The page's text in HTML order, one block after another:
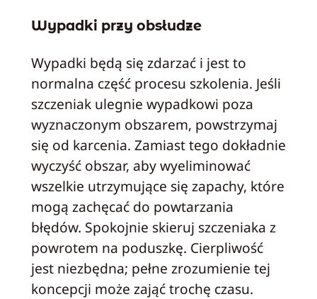
Wypadki przy obsłudze
Wypadki będą się zdarzać i jest to
normalna część procesu szkolenia. Jeśli
szczeniak ulegnie wypadkowi poza
wyznaczonym obszarem, powstrzymaj
się od karcenia. Zamiast tego dokładnie
wyczyść obszar, aby wyeliminować
wszelkie utrzymujące się zapachy, które
mogą zachęcać do powtarzania
błędów. Spokojnie skieruj szczeniaka z
powrotem na poduszkę. Cierpliwość
jest niezbędna; pełne zrozumienie tej
koncepcji może zająć trochę czasu.